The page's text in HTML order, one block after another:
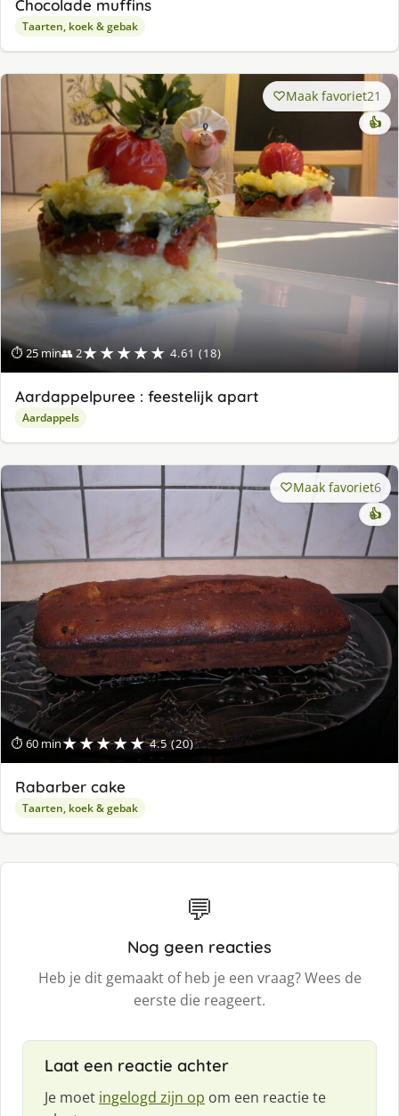
Chocolade muffins
Taarten, koek & gebak
⏱ 25 min👥 2★★★★★ 4.61 (18)
Maak favoriet21
👍
Aardappelpuree : feestelijk apart
Aardappels
⏱ 60 min★★★★★ 4.5 (20)
Maak favoriet6
👍
Rabarber cake
Taarten, koek & gebak
💬
Nog geen reacties
Heb je dit gemaakt of heb je een vraag? Wees de
eerste die reageert.
Laat een reactie achter
Je moet ingelogd zijn op om een reactie te